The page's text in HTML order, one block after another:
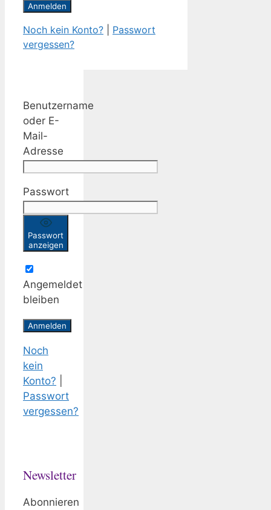
Noch kein Konto?
Passwort
vergessen?
Benutzername
oder E-
Mail-
Adresse
Passwort
Passwort
anzeigen
Angemeldet
bleiben
Noch
kein
Konto?
Passwort
vergessen?
Newsletter
Abonnieren